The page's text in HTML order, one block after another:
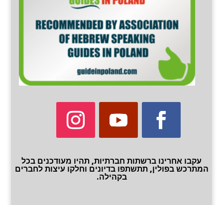
עקבו אחרינו ברשתות חברתיות, תהיו מעודכנים בכל
המתרכש בפולין, תתשתפו בדיונים וחלקו עיצות לחברים
בקהילה.